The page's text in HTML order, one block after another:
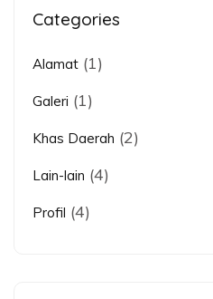
Categories
Alamat (1)
Galeri (1)
Khas Daerah (2)
Lain-lain (4)
Profil (4)